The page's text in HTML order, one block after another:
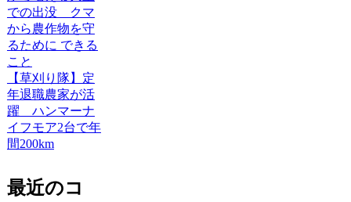
での出没 クマ
から農作物を守
るために できる
こと
【草刈り隊】定
年退職農家が活
躍 ハンマーナ
イフモア2台で年
間200km
最近のコ